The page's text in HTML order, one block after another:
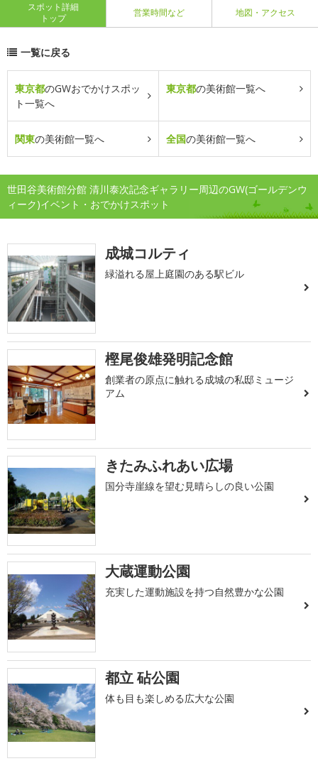
スポット詳細
トップ
営業時間など 地図・アクセス
一覧に戻る
東京都のGWおでかけスポッ
ト一覧へ
東京都の美術館一覧へ
関東の美術館一覧へ 全国の美術館一覧へ
世田谷美術館分館 清川泰次記念ギャラリー周辺のGW(ゴールデンウ
ィーク)イベント・おでかけスポット
成城コルティ
緑溢れる屋上庭園のある駅ビル
樫尾俊雄発明記念館
創業者の原点に触れる成城の私邸ミュージ
アム
きたみふれあい広場
国分寺崖線を望む見晴らしの良い公園
大蔵運動公園
充実した運動施設を持つ自然豊かな公園
都立 砧公園
体も目も楽しめる広大な公園